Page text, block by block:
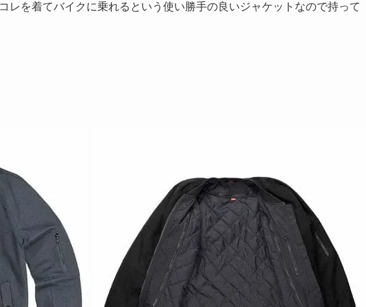
レを着てバイクに乗れるという使い勝手の良いジャケットなので持って